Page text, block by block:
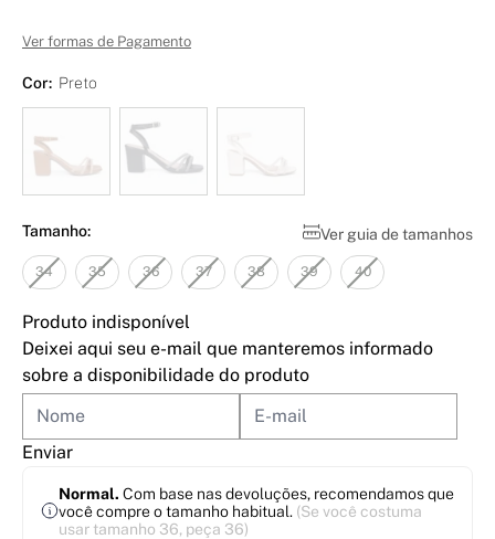
Ver formas de Pagamento
Cor: Preto
Ver guia de tamanhos
Tamanho:
34 35 36 37 38 39 40
Produto indisponível
Deixei aqui seu e-mail que manteremos informado
sobre a disponibilidade do produto
Enviar
Normal. Com base nas devoluções, recomendamos que
você compre o tamanho habitual. (Se você costuma
usar tamanho 36, peça 36)